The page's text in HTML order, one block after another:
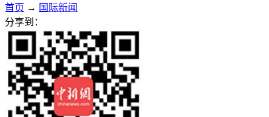
首页 → 国际新闻
分享到：